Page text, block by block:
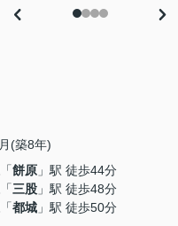
(築8年)
「餅原 」駅 徒歩44分
「三股 」駅 徒歩48分
「都城 」駅 徒歩50分